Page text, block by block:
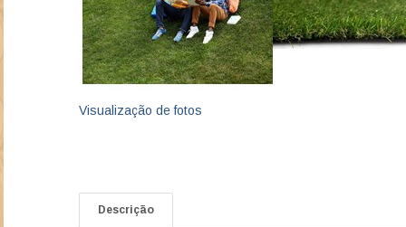
Visualização de fotos
Descrição